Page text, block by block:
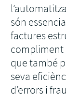
són
factures
compliment
que també
seva
d’errors i